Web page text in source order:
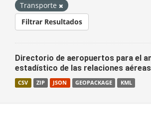
Transporte
Filtrar Resultados
Directorio de aeropuertos para el
estadístico de las relaciones
CSV ZIP JSON GEOPACKAGE KML